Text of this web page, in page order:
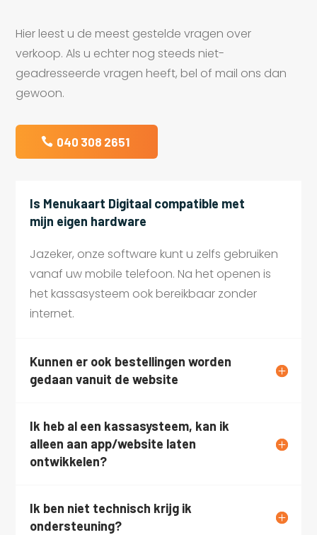
Hier leest u de meest gestelde vragen over
verkoop. Als u echter nog steeds niet-
geadresseerde vragen heeft, bel of mail ons dan
gewoon.
040 308 2651
Is Menukaart Digitaal compatible met
mijn eigen hardware
Jazeker, onze software kunt u zelfs gebruiken
vanaf uw mobile telefoon. Na het openen is
het kassasysteem ook bereikbaar zonder
internet.
Kunnen er ook bestellingen worden
gedaan vanuit de website
Ik heb al een kassasysteem, kan ik
alleen aan app/website laten
ontwikkelen?
Ik ben niet technisch krijg ik
ondersteuning?